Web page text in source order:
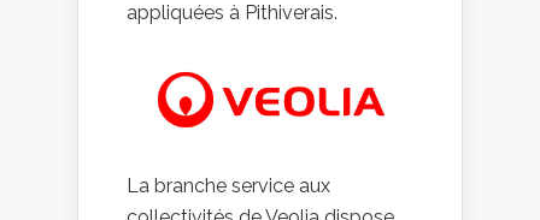
appliquées à Pithiverais.
La branche service aux